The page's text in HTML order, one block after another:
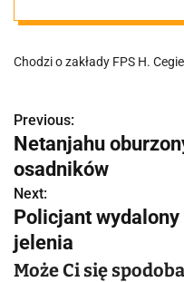
złożył
Chodzi o zakłady FPS H.
N
a
w
i
g
Previous:
Netanjahu
osadników
Next:
Policjant wydalony
jelenia
Może Ci się